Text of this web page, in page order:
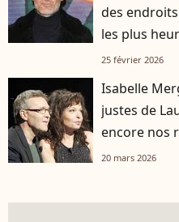
des
les plus
25 février 2026
Isabelle
justes de
encore nos
20 mars 2026